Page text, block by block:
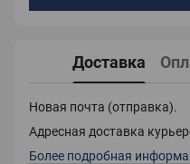
Доставка
Новая почта (отправка).
Адресная доставка
Более подробная